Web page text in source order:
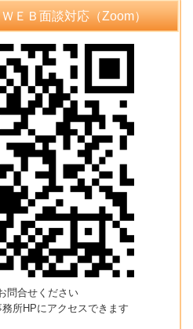
ＥＢ面談対応（Zoom）
問合せください
所HPにアクセスできます